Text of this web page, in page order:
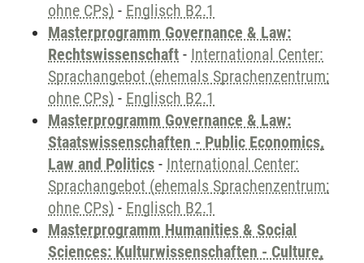
ohne CPs) - Englisch B2.1
Masterprogramm Governance & Law:
Rechtswissenschaft - International Center:
Sprachangebot (ehemals Sprachenzentrum;
ohne CPs) - Englisch B2.1
Masterprogramm Governance & Law:
Staatswissenschaften - Public Economics,
Law and Politics - International Center:
Sprachangebot (ehemals Sprachenzentrum;
ohne CPs) - Englisch B2.1
Masterprogramm Humanities & Social
Sciences: Kulturwissenschaften - Culture,